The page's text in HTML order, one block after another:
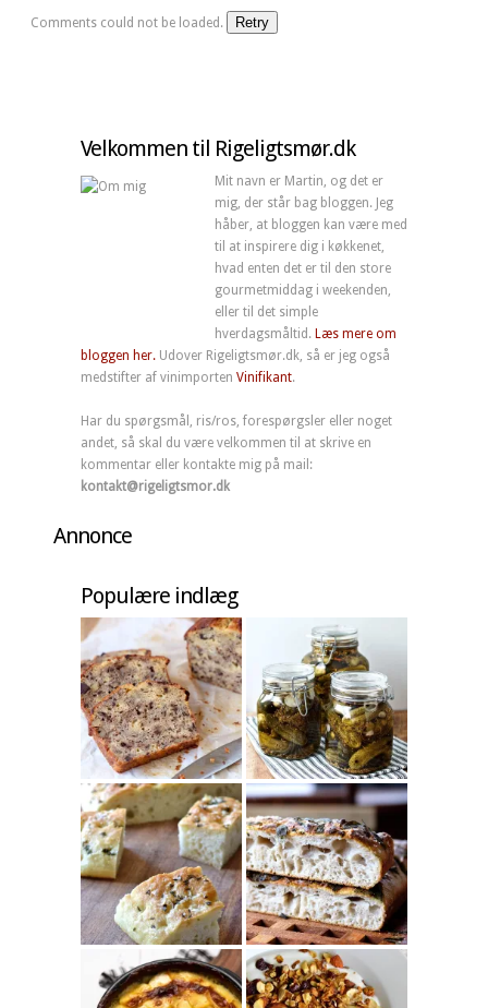
Comments could not be loaded. Retry
Velkommen til Rigeligtsmør.dk
Mit navn er Martin, og det er
mig, der står bag bloggen. Jeg
håber, at bloggen kan være med
til at inspirere dig i køkkenet,
hvad enten det er til den store
gourmetmiddag i weekenden,
eller til det simple
hverdagsmåltid. Læs mere om
bloggen her. Udover Rigeligtsmør.dk, så er jeg også
medstifter af vinimporten Vinifikant.
Har du spørgsmål, ris/ros, forespørgsler eller noget
andet, så skal du være velkommen til at skrive en
kommentar eller kontakte mig på mail:
kontakt@rigeligtsmor.dk
Annonce
Populære indlæg